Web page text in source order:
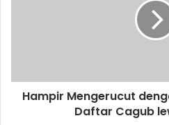
Hampir Mengerucut
Daftar Cagub